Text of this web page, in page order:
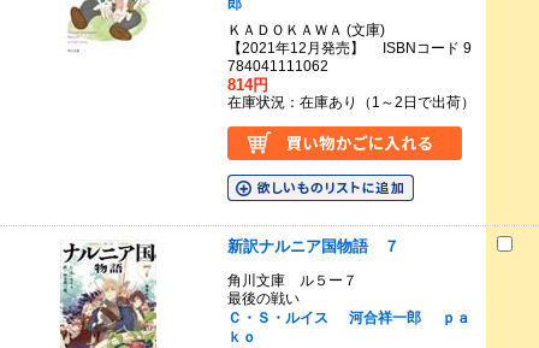
郎
ＫＡＤＯＫＡＷＡ (文庫)
【2021年12月発売】 ISBNコード 9
784041111062
814円
在庫状況：在庫あり（1～2日で出荷）
新訳ナルニア国物語 ７
角川文庫 ル５ー７
最後の戦い
Ｃ・Ｓ・ルイス
河合祥一郎
ｐａ
ｋｏ